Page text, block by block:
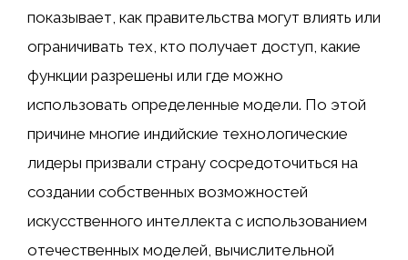
показывает, как правительства могут влиять или
ограничивать тех, кто получает доступ, какие
функции разрешены или где можно
использовать определенные модели. По этой
причине многие индийские технологические
лидеры призвали страну сосредоточиться на
создании собственных возможностей
искусственного интеллекта с использованием
отечественных моделей, вычислительной